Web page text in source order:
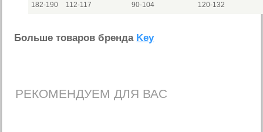
182-190 112-117 90-104 120-132
Больше товаров бренда Key
РЕКОМЕНДУЕМ ДЛЯ ВАС